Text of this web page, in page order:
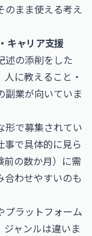
のまま使える考え
キャリア支援
述の添削をした
に教えること・
副業が向いていま
形で募集されてい
事で具体的に見ら
前の数か月）に需
合わせやすいのも
プラットフォーム
ャンルは違いま